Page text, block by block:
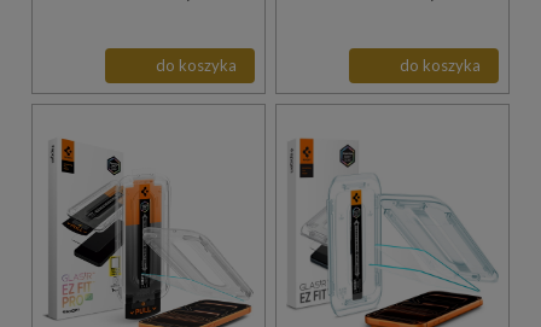
do koszyka do koszyka